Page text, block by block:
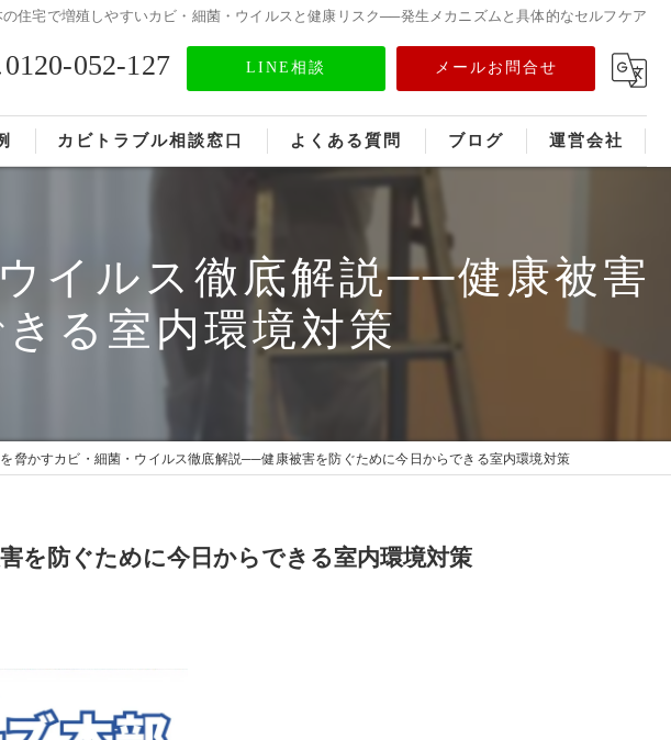
の住宅で増殖しやすいカビ・細菌・ウイルスと健康リスク──発生メカニズムと具体的なセルフケア
0120-052-127 LINE相談 メールお問合せ
カビトラブル相談窓口 よくある質問 ブログ 運営会社
メディア情報
イルス徹底解説──健康被害
る室内環境対策
脅かすカビ・細菌・ウイルス徹底解説──健康被害を防ぐために今日からできる室内環境対策
を防ぐために今日からできる室内環境対策